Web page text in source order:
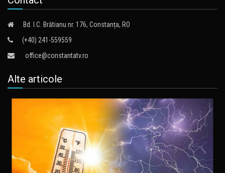
Bd. I.C. Brătianu nr. 176, Constanța, RO
(+40) 241-559559
office@constantatv.ro
Alte articole